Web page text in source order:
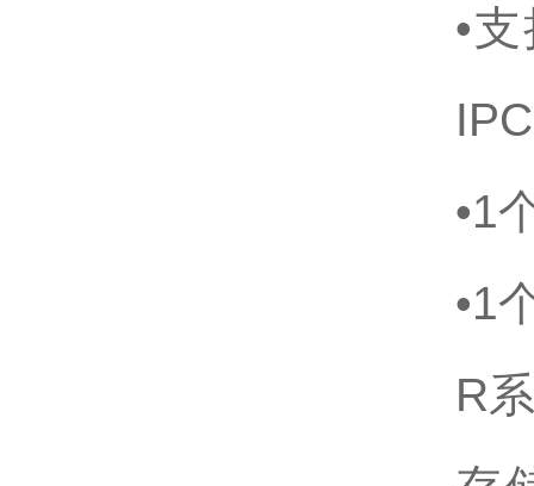
•
IPC
•1
•1
R